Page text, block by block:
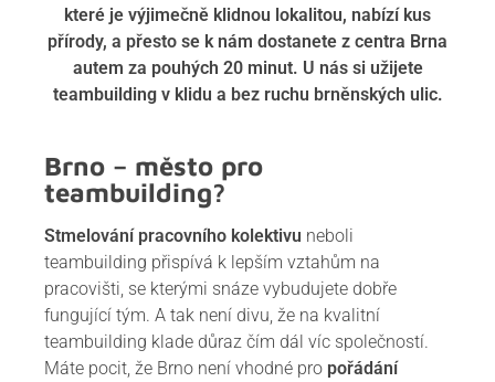
které je výjimečně klidnou lokalitou, nabízí kus
přírody, a přesto se k nám dostanete z centra Brna
autem za pouhých 20 minut. U nás si užijete
teambuilding v klidu a bez ruchu brněnských ulic.
Brno – město pro
teambuilding?
Stmelování pracovního kolektivu neboli
teambuilding přispívá k lepším vztahům na
pracovišti, se kterými snáze vybudujete dobře
fungující tým. A tak není divu, že na kvalitní
teambuilding klade důraz čím dál víc společností.
Máte pocit, že Brno není vhodné pro pořádání